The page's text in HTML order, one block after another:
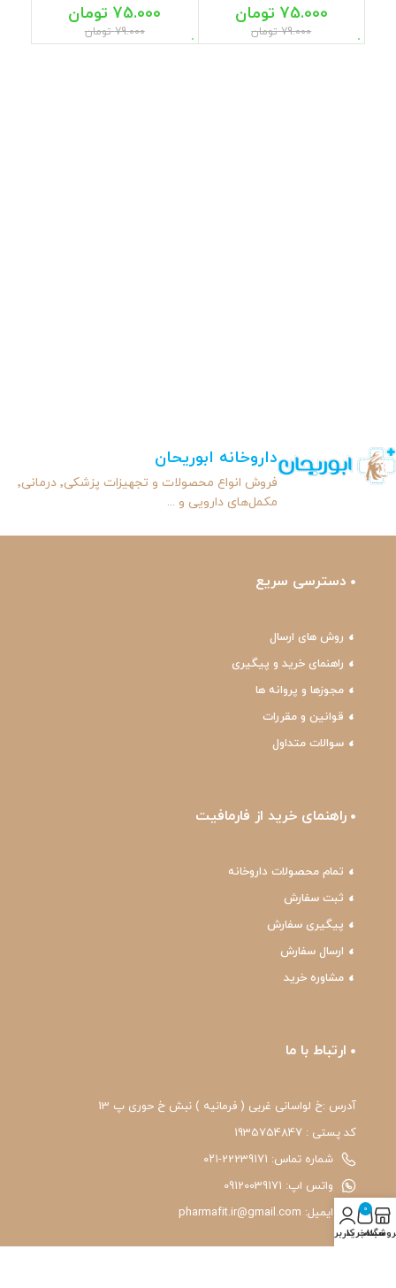
تروپیکال دیپ سنس 25 میل
79.000 تومان
75.000 تومان
دیپ سنس 25 میل
79.000 تومان
75.000 تومان
داروخانه ابوریحان
فروش انواع محصولات و تجهیزات پزشکی٬ درمانی٬
مکمل‌های دارویی و ...
دسترسی سریع
روش های ارسال
راهنمای خرید و پیگیری
مجوزها و پروانه ها
قوانین و مقررات
سوالات متداول
راهنمای خرید از فارمافیت
تمام محصولات داروخانه
ثبت سفارش
پیگیری سفارش
ارسال سفارش
مشاوره خرید
ارتباط با ما
آدرس :خ لواسانی غربی ( فرمانیه ) نبش خ حوری پ 13
کد پستی : 1935754847
شماره تماس: 22239171-۰۲۱
واتس اپ: 09120039171
ایمیل: pharmafit.ir@gmail.com
0
سبد خرید
حساب کاربری من